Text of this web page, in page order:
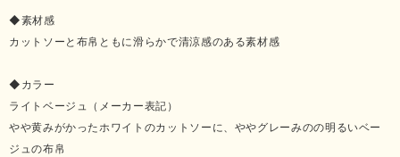
◆素材感
カットソーと布帛ともに滑らかで清涼感のある素材感
◆カラー
ライトベージュ（メーカー表記）
やや黄みがかったホワイトのカットソーに、ややグレーみのの明るいベー
ジュの布帛